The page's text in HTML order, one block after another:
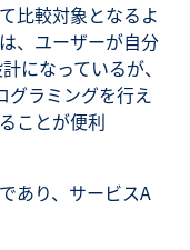
比較対象となるよ
、ユーザーが自分
になっているが、
グラミングを行え
ことが便利
あり、サービスA